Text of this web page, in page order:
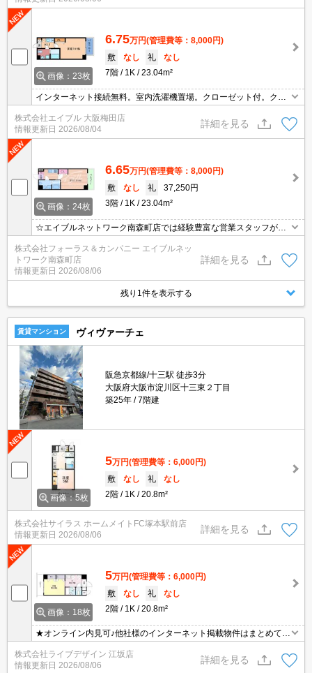
問合せ下さい♪
画像：23枚
6.75万円(管理費等：8,000円)
敷
なし 礼
なし
7階
1K 23.04m²
インターネット接続無料。室内洗濯機置場。クローゼット付。クー
ラー1基付き。駐輪場無料。オートロック付きで、一人暮らしも安
心。TVモニターホンで安心生活を!。
株式会社エイブル 大阪梅田店
情報更新日 2026/08/04
詳細を見る
画像：24枚
6.65万円(管理費等：8,000円)
敷
なし 礼
37,250円
3階
1K 23.04m²
☆エイブルネットワーク南森町店では経験豊富な営業スタッフが多
数在籍しており、全力でサポートさせて頂きます☆ご希望の物件の
現地付近にて待ち合わせをさせていただきご内覧いただくサービス
や、主要駅までのお迎えサービスも実施中です☆詳しくは「エイブ
ルネットワーク南森町店」０１２０－８２１－２６０にお気軽にお
問合せ下さい♪
株式会社フォーラス＆カンパニー エイブルネッ
トワーク南森町店
情報更新日 2026/08/06
詳細を見る
残り1件を表示する
賃貸マンション ヴィヴァーチェ
阪急京都線/十三駅 徒歩3分
大阪府大阪市淀川区十三東２丁目
築25年
7階建
画像：5枚
5万円(管理費等：6,000円)
敷
なし 礼
なし
2階
1K 20.8m²
株式会社サイラス ホームメイトFC塚本駅前店
情報更新日 2026/08/06
詳細を見る
画像：18枚
5万円(管理費等：6,000円)
敷
なし 礼
なし
2階
1K 20.8m²
★オンライン内見可♪他社様のインターネット掲載物件はまとめてご
案内可能です！
株式会社ライブデザイン 江坂店
情報更新日 2026/08/06
詳細を見る